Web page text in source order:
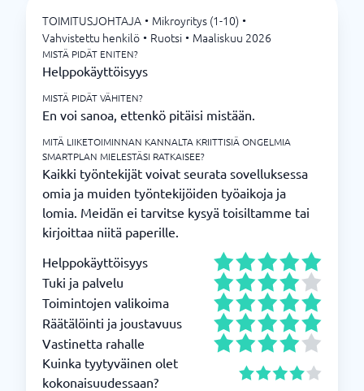
TOIMITUSJOHTAJA • Mikroyritys (1-10) •
Vahvistettu henkilö • Ruotsi • Maaliskuu 2026
MISTÄ PIDÄT ENITEN?
Helppokäyttöisyys
MISTÄ PIDÄT VÄHITEN?
En voi sanoa, ettenkö pitäisi mistään.
MITÄ LIIKETOIMINNAN KANNALTA KRIITTISIÄ ONGELMIA
SMARTPLAN MIELESTÄSI RATKAISEE?
Kaikki työntekijät voivat seurata sovelluksessa
omia ja muiden työntekijöiden työaikoja ja
lomia. Meidän ei tarvitse kysyä toisiltamme tai
kirjoittaa niitä paperille.
Helppokäyttöisyys
Tuki ja palvelu
Toimintojen valikoima
Räätälöinti ja joustavuus
Vastinetta rahalle
Kuinka tyytyväinen olet
kokonaisuudessaan?